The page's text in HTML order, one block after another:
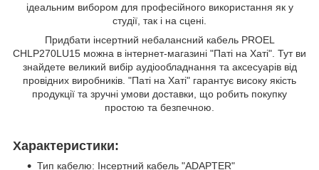
ідеальним вибором для професійного використання як у
студії, так і на сцені.
Придбати інсертний небалансний кабель PROEL
CHLP270LU15 можна в інтернет-магазині "Паті на Хаті". Тут ви
знайдете великий вибір аудіообладнання та аксесуарів від
провідних виробників. "Паті на Хаті" гарантує високу якість
продукції та зручні умови доставки, що робить покупку
простою та безпечною.
Характеристики:
Тип кабелю: Інсертний кабель "ADAPTER"